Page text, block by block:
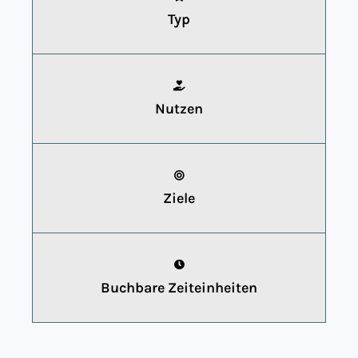
Typ
Nutzen
Ziele
Buchbare Zeiteinheiten